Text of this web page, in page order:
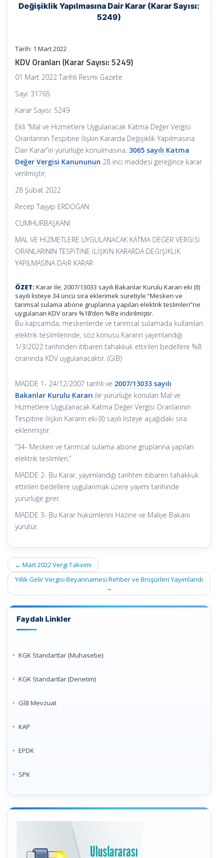
Değişiklik Yapılmasına Dair Karar (Karar Sayısı:
5249)
Tarih: 1 Mart 2022
KDV Oranları (Karar Sayısı: 5249)
01 Mart 2022 Tarihli Resmi Gazete
Sayı: 31765
Karar Sayısı: 5249
Ekli “Mal ve Hizmetlere Uygulanacak Katma Değer Vergisi
Oranlarının Tespitine İlişkin Kararda Değişiklik Yapılmasına
Dair Karar”ın yürürlüğe konulmasına, 3065 sayılı Katma
Değer Vergisi Kanununun 28 inci maddesi gereğince karar
verilmiştir,
28 Şubat 2022
Recep Tayyip ERDOĞAN
CUMHURBAŞKANI
MAL VE HİZMETLERE UYGULANACAK KATMA DEĞER VERGİSİ
ORANLARININ TESPİTİNE İLİŞKİN KARARDA DEĞİŞİKLİK
YAPILMASINA DAİR KARAR
ÖZET:Karar ile; 2007/13033 sayılı Bakanlar Kurulu Kararı eki (II)
sayılı listeye 34 üncü sıra eklenmek suretiyle “Mesken ve
tarımsal sulama abone gruplarına yapılan elektrik teslimleri”ne
uygulanan KDV oranı %18’den %8’e indirilmiştir.
Bu kapsamda, meskenlerde ve tarımsal sulamada kullanılan
elektrik teslimlerinde, söz konusu Kararın yayımlandığı
1/3/2022 tarihinden itibaren tahakkuk ettirilen bedellere %8
oranında KDV uygulanacaktır. (GİB)
MADDE 1- 24/12/2007 tarihli ve 2007/13033 sayılı
Bakanlar Kurulu Kararı ile yürürlüğe konulan Mal ve
Hizmetlere Uygulanacak Katma Değer Vergisi Oranlarının
Tespitine İlişkin Kararın eki (II) sayılı listeye aşağıdaki sıra
eklenmiştir.
“34- Mesken ve tarımsal sulama abone gruplarına yapılan
elektrik teslimleri,”
MADDE 2- Bu Karar, yayımlandığı tarihten itibaren tahakkuk
ettirilen bedellere uygulanmak üzere yayımı tarihinde
yürürlüğe girer.
MADDE 3- Bu Karar hükümlerini Hazine ve Maliye Bakanı
yürütür.
Post
navigation
← Mart 2022 Vergi Takvimi
Yıllık Gelir Vergisi Beyannamesi Rehber ve Broşürleri Yayımlandı
→
Faydalı Linkler
KGK Standartlar (Muhasebe)
KGK Standartlar (Denetim)
GİB Mevzuat
KAP
EPDK
SPK